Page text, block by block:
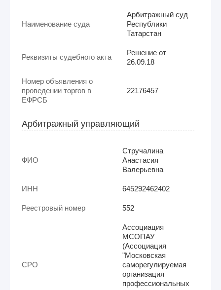
Наименование суда
Арбитражный суд
Республики
Татарстан
Реквизиты судебного акта
Решение от
26.09.18
Номер объявления о
проведении торгов в
ЕФРСБ
22176457
Арбитражный управляющий
ФИО
Стручалина
Анастасия
Валерьевна
ИНН 645292462402
Реестровый номер 552
СРО
Ассоциация
МСОПАУ
(Ассоциация
"Московская
саморегулируемая
организация
профессиональных